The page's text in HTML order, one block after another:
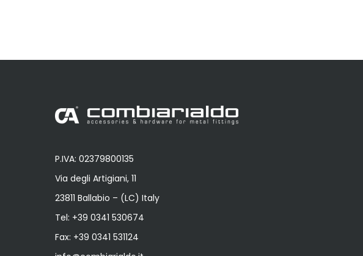
P.IVA: 02379800135
Via degli Artigiani, 11
23811 Ballabio – (LC) Italy
Tel: +39 0341 530674
Fax: +39 0341 531124